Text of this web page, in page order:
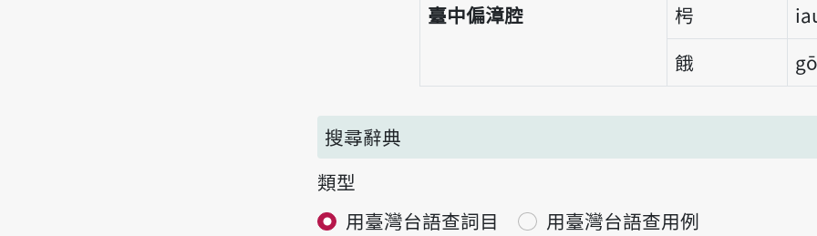
臺中偏漳腔
枵
餓
gō
搜尋辭典
類型
用臺灣台語查詞目
用臺灣台語查用例